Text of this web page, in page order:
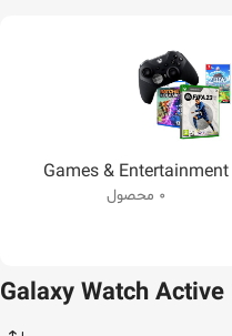
Games & Entertainment
0 محصول
Galaxy Watch Active